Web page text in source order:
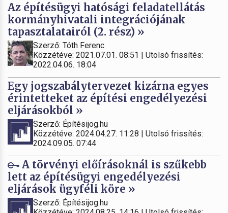
Az építésügyi hatósági feladatellátás
kormányhivatali integrációjának
tapasztalatairól (2. rész) »
Szerző: Tóth Ferenc
Közzétéve: 2021.07.01. 08:51 | Utolsó frissítés:
2022.04.06. 18:04
Egy jogszabálytervezet kizárna egyes
érintetteket az építési engedélyezési
eljárásokból »
Szerző: Építésijog.hu
Közzétéve: 2024.04.27. 11:28 | Utolsó frissítés:
2024.09.05. 07:44
A törvényi előírásoknál is szűkebb
lett az építésügyi engedélyezési
eljárások ügyféli köre »
Szerző: Építésijog.hu